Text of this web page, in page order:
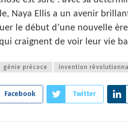
Naya Ellis a un avenir
le début d’une nouvelle
craignent de voir leur vie
génie précoce invention
Facebook Twitter